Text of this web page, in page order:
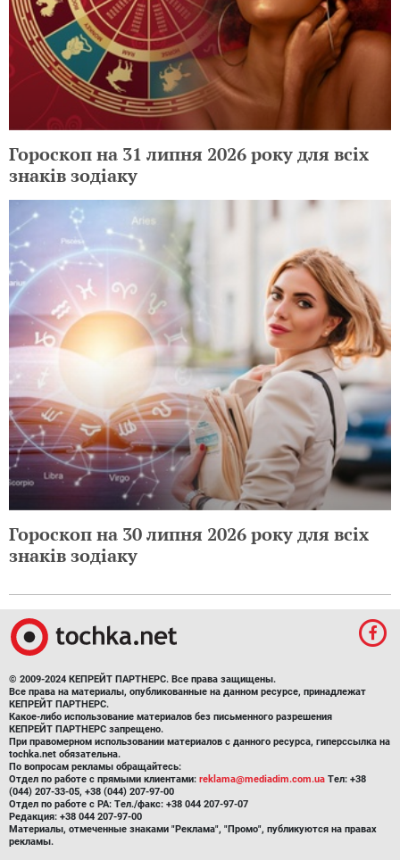
Гороскоп на 31 липня 2026 року для всіх
знаків зодіаку
Гороскоп на 30 липня 2026 року для всіх
знаків зодіаку
© 2009-2024 КЕПРЕЙТ ПАРТНЕРС. Все права защищены.
Все права на материалы, опубликованные на данном ресурсе, принадлежат
КЕПРЕЙТ ПАРТНЕРС.
Какое-либо использование материалов без письменного разрешения
КЕПРЕЙТ ПАРТНЕРС запрещено.
При правомерном использовании материалов с данного ресурса, гиперссылка на
tochka.net обязательна.
По вопросам рекламы обращайтесь:
Отдел по работе с прямыми клиентами: reklama@mediadim.com.ua Тел: +38
(044) 207-33-05, +38 (044) 207-97-00
Отдел по работе с РА: Тел./факс: +38 044 207-97-07
Редакция: +38 044 207-97-00
Материалы, отмеченные знаками "Реклама", "Промо", публикуются на правах
рекламы.